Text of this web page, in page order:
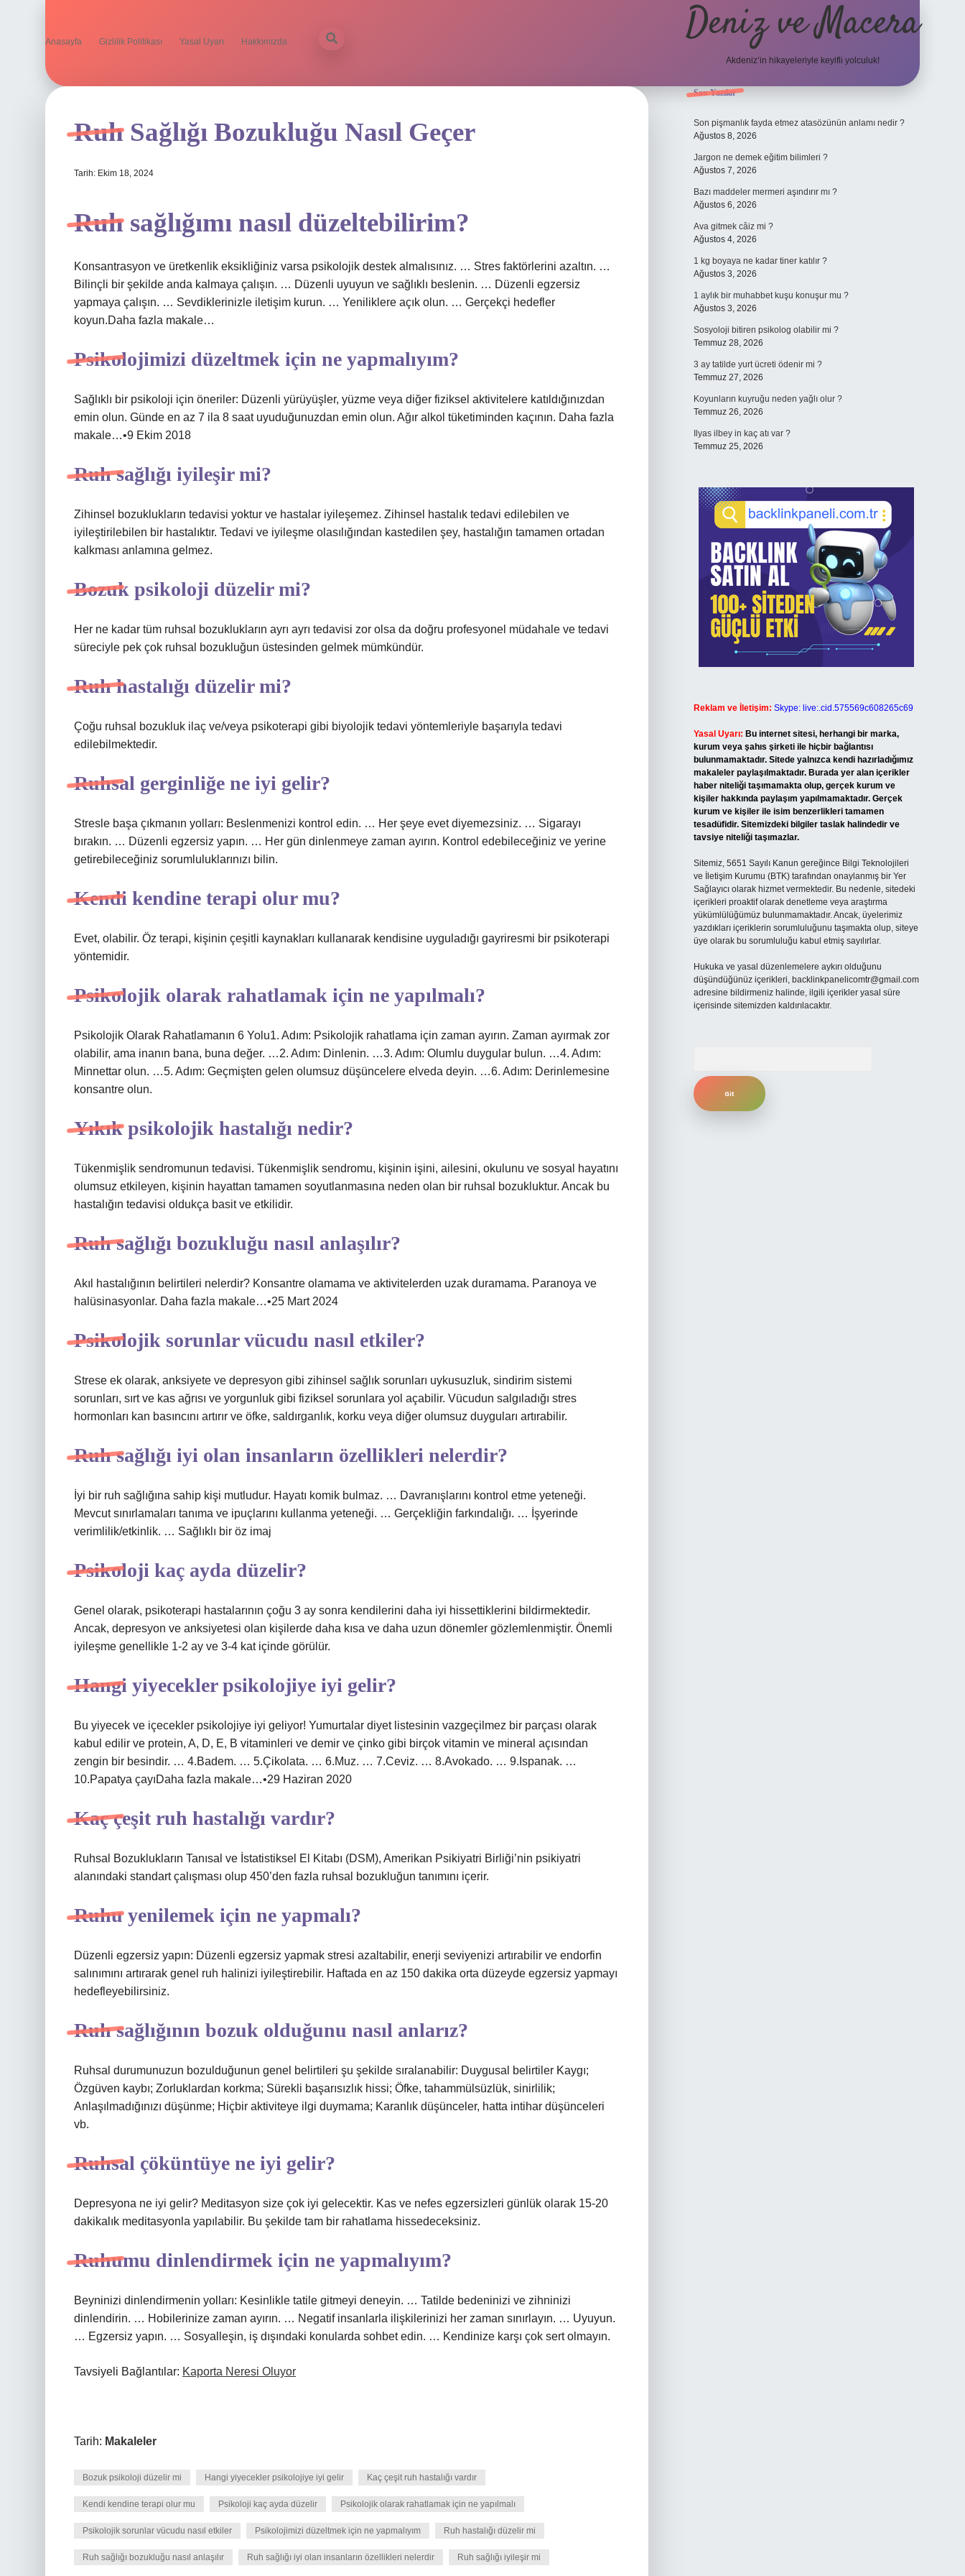
Anasayfa Gizlilik Politikası Yasal Uyarı Hakkımızda Deniz ve Macera
Akdeniz’in hikayeleriyle keyifli yolculuk!
Ruh Sağlığı Bozukluğu Nasıl Geçer
Tarih: Ekim 18, 2024
Ruh sağlığımı nasıl düzeltebilirim?
Konsantrasyon ve üretkenlik eksikliğiniz varsa psikolojik destek almalısınız. … Stres faktörlerini azaltın. …
Bilinçli bir şekilde anda kalmaya çalışın. … Düzenli uyuyun ve sağlıklı beslenin. … Düzenli egzersiz
yapmaya çalışın. … Sevdiklerinizle iletişim kurun. … Yeniliklere açık olun. … Gerçekçi hedefler
koyun.Daha fazla makale…
Psikolojimizi düzeltmek için ne yapmalıyım?
Sağlıklı bir psikoloji için öneriler: Düzenli yürüyüşler, yüzme veya diğer fiziksel aktivitelere katıldığınızdan
emin olun. Günde en az 7 ila 8 saat uyuduğunuzdan emin olun. Ağır alkol tüketiminden kaçının. Daha fazla
makale…•9 Ekim 2018
Ruh sağlığı iyileşir mi?
Zihinsel bozuklukların tedavisi yoktur ve hastalar iyileşemez. Zihinsel hastalık tedavi edilebilen ve
iyileştirilebilen bir hastalıktır. Tedavi ve iyileşme olasılığından kastedilen şey, hastalığın tamamen ortadan
kalkması anlamına gelmez.
Bozuk psikoloji düzelir mi?
Her ne kadar tüm ruhsal bozuklukların ayrı ayrı tedavisi zor olsa da doğru profesyonel müdahale ve tedavi
süreciyle pek çok ruhsal bozukluğun üstesinden gelmek mümkündür.
Ruh hastalığı düzelir mi?
Çoğu ruhsal bozukluk ilaç ve/veya psikoterapi gibi biyolojik tedavi yöntemleriyle başarıyla tedavi
edilebilmektedir.
Ruhsal gerginliğe ne iyi gelir?
Stresle başa çıkmanın yolları: Beslenmenizi kontrol edin. … Her şeye evet diyemezsiniz. … Sigarayı
bırakın. … Düzenli egzersiz yapın. … Her gün dinlenmeye zaman ayırın. Kontrol edebileceğiniz ve yerine
getirebileceğiniz sorumluluklarınızı bilin.
Kendi kendine terapi olur mu?
Evet, olabilir. Öz terapi, kişinin çeşitli kaynakları kullanarak kendisine uyguladığı gayriresmi bir psikoterapi
yöntemidir.
Psikolojik olarak rahatlamak için ne yapılmalı?
Psikolojik Olarak Rahatlamanın 6 Yolu1. Adım: Psikolojik rahatlama için zaman ayırın. Zaman ayırmak zor
olabilir, ama inanın bana, buna değer. …2. Adım: Dinlenin. …3. Adım: Olumlu duygular bulun. …4. Adım:
Minnettar olun. …5. Adım: Geçmişten gelen olumsuz düşüncelere elveda deyin. …6. Adım: Derinlemesine
konsantre olun.
Yıkık psikolojik hastalığı nedir?
Tükenmişlik sendromunun tedavisi. Tükenmişlik sendromu, kişinin işini, ailesini, okulunu ve sosyal hayatını
olumsuz etkileyen, kişinin hayattan tamamen soyutlanmasına neden olan bir ruhsal bozukluktur. Ancak bu
hastalığın tedavisi oldukça basit ve etkilidir.
Ruh sağlığı bozukluğu nasıl anlaşılır?
Akıl hastalığının belirtileri nelerdir? Konsantre olamama ve aktivitelerden uzak duramama. Paranoya ve
halüsinasyonlar. Daha fazla makale…•25 Mart 2024
Psikolojik sorunlar vücudu nasıl etkiler?
Strese ek olarak, anksiyete ve depresyon gibi zihinsel sağlık sorunları uykusuzluk, sindirim sistemi
sorunları, sırt ve kas ağrısı ve yorgunluk gibi fiziksel sorunlara yol açabilir. Vücudun salgıladığı stres
hormonları kan basıncını artırır ve öfke, saldırganlık, korku veya diğer olumsuz duyguları artırabilir.
Ruh sağlığı iyi olan insanların özellikleri nelerdir?
İyi bir ruh sağlığına sahip kişi mutludur. Hayatı komik bulmaz. … Davranışlarını kontrol etme yeteneği.
Mevcut sınırlamaları tanıma ve ipuçlarını kullanma yeteneği. … Gerçekliğin farkındalığı. … İşyerinde
verimlilik/etkinlik. … Sağlıklı bir öz imaj
Psikoloji kaç ayda düzelir?
Genel olarak, psikoterapi hastalarının çoğu 3 ay sonra kendilerini daha iyi hissettiklerini bildirmektedir.
Ancak, depresyon ve anksiyetesi olan kişilerde daha kısa ve daha uzun dönemler gözlemlenmiştir. Önemli
iyileşme genellikle 1-2 ay ve 3-4 kat içinde görülür.
Hangi yiyecekler psikolojiye iyi gelir?
Bu yiyecek ve içecekler psikolojiye iyi geliyor! Yumurtalar diyet listesinin vazgeçilmez bir parçası olarak
kabul edilir ve protein, A, D, E, B vitaminleri ve demir ve çinko gibi birçok vitamin ve mineral açısından
zengin bir besindir. … 4.Badem. … 5.Çikolata. … 6.Muz. … 7.Ceviz. … 8.Avokado. … 9.Ispanak. …
10.Papatya çayıDaha fazla makale…•29 Haziran 2020
Kaç çeşit ruh hastalığı vardır?
Ruhsal Bozuklukların Tanısal ve İstatistiksel El Kitabı (DSM), Amerikan Psikiyatri Birliği’nin psikiyatri
alanındaki standart çalışması olup 450’den fazla ruhsal bozukluğun tanımını içerir.
Ruhu yenilemek için ne yapmalı?
Düzenli egzersiz yapın: Düzenli egzersiz yapmak stresi azaltabilir, enerji seviyenizi artırabilir ve endorfin
salınımını artırarak genel ruh halinizi iyileştirebilir. Haftada en az 150 dakika orta düzeyde egzersiz yapmayı
hedefleyebilirsiniz.
Ruh sağlığının bozuk olduğunu nasıl anlarız?
Ruhsal durumunuzun bozulduğunun genel belirtileri şu şekilde sıralanabilir: Duygusal belirtiler Kaygı;
Özgüven kaybı; Zorluklardan korkma; Sürekli başarısızlık hissi; Öfke, tahammülsüzlük, sinirlilik;
Anlaşılmadığınızı düşünme; Hiçbir aktiviteye ilgi duymama; Karanlık düşünceler, hatta intihar düşünceleri
vb.
Ruhsal çöküntüye ne iyi gelir?
Depresyona ne iyi gelir? Meditasyon size çok iyi gelecektir. Kas ve nefes egzersizleri günlük olarak 15-20
dakikalık meditasyonla yapılabilir. Bu şekilde tam bir rahatlama hissedeceksiniz.
Ruhumu dinlendirmek için ne yapmalıyım?
Beyninizi dinlendirmenin yolları: Kesinlikle tatile gitmeyi deneyin. … Tatilde bedeninizi ve zihninizi
dinlendirin. … Hobilerinize zaman ayırın. … Negatif insanlarla ilişkilerinizi her zaman sınırlayın. … Uyuyun.
… Egzersiz yapın. … Sosyalleşin, iş dışındaki konularda sohbet edin. … Kendinize karşı çok sert olmayın.
Tavsiyeli Bağlantılar: Kaporta Neresi Oluyor
Tarih: Makaleler
Bozuk psikoloji düzelir mi Hangi yiyecekler psikolojiye iyi gelir Kaç çeşit ruh hastalığı vardır
Kendi kendine terapi olur mu Psikoloji kaç ayda düzelir Psikolojik olarak rahatlamak için ne yapılmalı
Psikolojik sorunlar vücudu nasıl etkiler Psikolojimizi düzeltmek için ne yapmalıyım Ruh hastalığı düzelir mi
Ruh sağlığı bozukluğu nasıl anlaşılır Ruh sağlığı iyi olan insanların özellikleri nelerdir Ruh sağlığı iyileşir mi
Sidebar
Son Yazılar
Son pişmanlık fayda etmez atasözünün anlamı nedir ?
Ağustos 8, 2026
Jargon ne demek eğitim bilimleri ?
Ağustos 7, 2026
Bazı maddeler mermeri aşındırır mı ?
Ağustos 6, 2026
Ava gitmek câiz mi ?
Ağustos 4, 2026
1 kg boyaya ne kadar tiner katılır ?
Ağustos 3, 2026
1 aylık bir muhabbet kuşu konuşur mu ?
Ağustos 3, 2026
Sosyoloji bitiren psikolog olabilir mi ?
Temmuz 28, 2026
3 ay tatilde yurt ücreti ödenir mi ?
Temmuz 27, 2026
Koyunların kuyruğu neden yağlı olur ?
Temmuz 26, 2026
Ilyas ilbey in kaç atı var ?
Temmuz 25, 2026
Reklam ve İletişim: Skype: live:.cid.575569c608265c69
Yasal Uyarı: Bu internet sitesi, herhangi bir marka,
kurum veya şahıs şirketi ile hiçbir bağlantısı
bulunmamaktadır. Sitede yalnızca kendi hazırladığımız
makaleler paylaşılmaktadır. Burada yer alan içerikler
haber niteliği taşımamakta olup, gerçek kurum ve
kişiler hakkında paylaşım yapılmamaktadır. Gerçek
kurum ve kişiler ile isim benzerlikleri tamamen
tesadüfidir. Sitemizdeki bilgiler taslak halindedir ve
tavsiye niteliği taşımazlar.
Sitemiz, 5651 Sayılı Kanun gereğince Bilgi Teknolojileri
ve İletişim Kurumu (BTK) tarafından onaylanmış bir Yer
Sağlayıcı olarak hizmet vermektedir. Bu nedenle, sitedeki
içerikleri proaktif olarak denetleme veya araştırma
yükümlülüğümüz bulunmamaktadır. Ancak, üyelerimiz
yazdıkları içeriklerin sorumluluğunu taşımakta olup, siteye
üye olarak bu sorumluluğu kabul etmiş sayılırlar.
Hukuka ve yasal düzenlemelere aykırı olduğunu
düşündüğünüz içerikleri, backlinkpanelicomtr@gmail.com
adresine bildirmeniz halinde, ilgili içerikler yasal süre
içerisinde sitemizden kaldırılacaktır.